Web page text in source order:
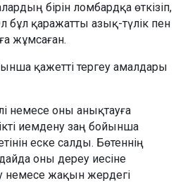
бірін ломбардқа өткізіп,
бұл қаражатты азық-түлік пен
жұмсаған.
қажетті тергеу амалдары
немесе оны анықтауға
иемдену заң бойынша
еске салды. Бөтеннің
оны дереу иесіне
немесе жақын жердегі